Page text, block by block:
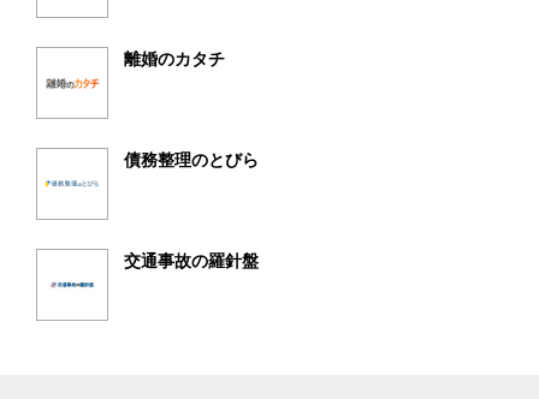
離婚のカタチ
債務整理のとびら
交通事故の羅針盤